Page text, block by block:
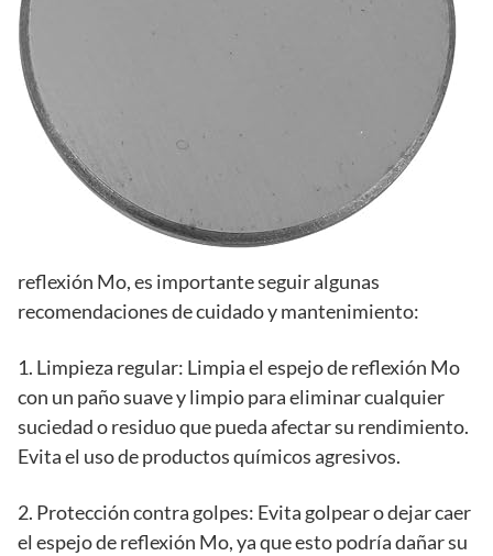
reflexión Mo, es importante seguir algunas
recomendaciones de cuidado y mantenimiento:
1. Limpieza regular: Limpia el espejo de reflexión Mo
con un paño suave y limpio para eliminar cualquier
suciedad o residuo que pueda afectar su rendimiento.
Evita el uso de productos químicos agresivos.
2. Protección contra golpes: Evita golpear o dejar caer
el espejo de reflexión Mo, ya que esto podría dañar su